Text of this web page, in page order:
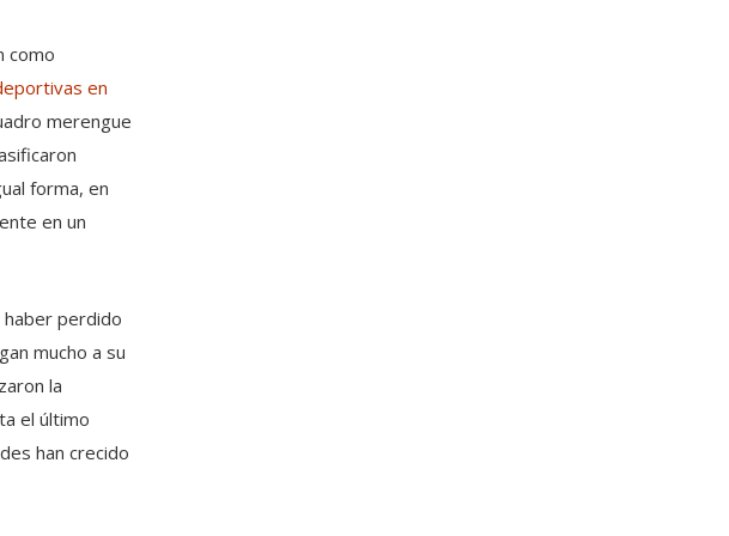
como
en
merengue
forma, en
en un
haber perdido
mucho a su
la
el último
han crecido